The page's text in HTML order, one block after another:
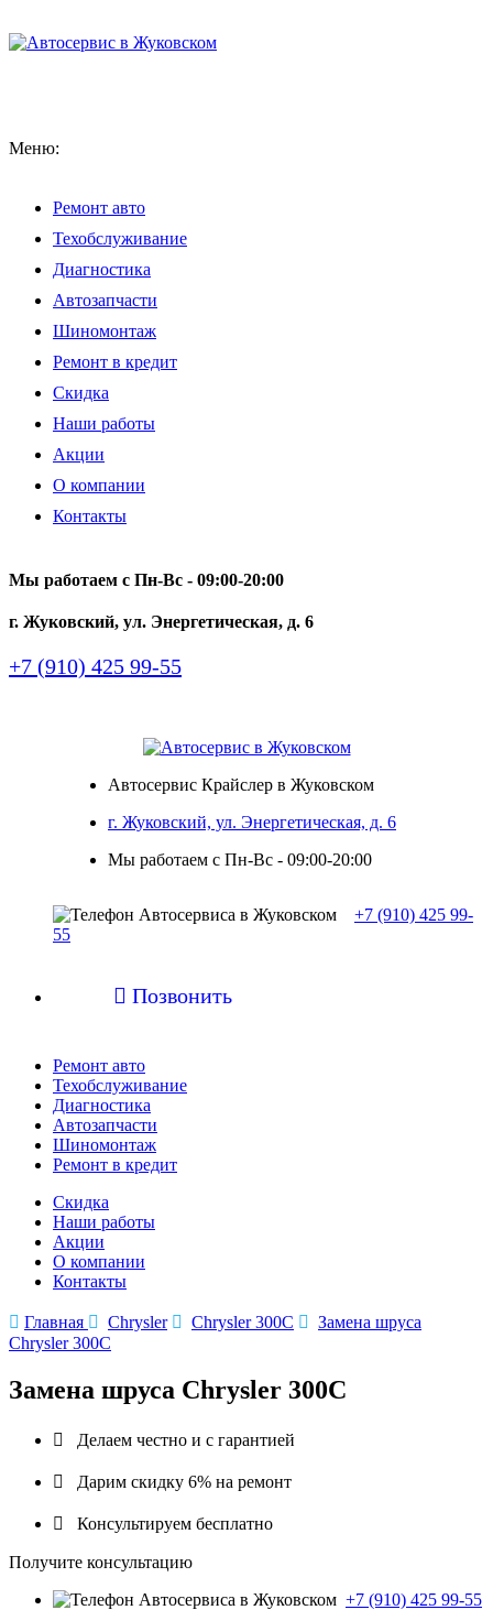
Меню:
Ремонт авто
Техобслуживание
Диагностика
Автозапчасти
Шиномонтаж
Ремонт в кредит
Скидка
Наши работы
Акции
О компании
Контакты
Мы работаем с Пн-Вc - 09:00-20:00
г. Жуковский, ул. Энергетическая, д. 6
+7 (910) 425 99-55
Автосервис Крайслер в Жуковском
г. Жуковский, ул. Энергетическая, д. 6
Мы работаем с Пн-Вc - 09:00-20:00
+7 (910) 425 99-
55
 Позвонить
Ремонт авто
Техобслуживание
Диагностика
Автозапчасти
Шиномонтаж
Ремонт в кредит
Скидка
Наши работы
Акции
О компании
Контакты
 Главная  Chrysler  Chrysler 300C  Замена шруса
Chrysler 300C
Замена шруса Chrysler 300C
 Делаем честно и с гарантией
 Дарим скидку 6% на ремонт
 Консультируем бесплатно
Получите консультацию
+7 (910) 425 99-55